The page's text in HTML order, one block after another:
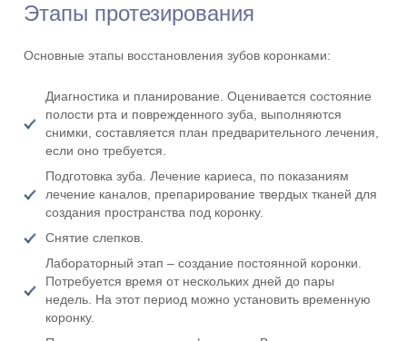
Этапы протезирования
Основные этапы восстановления зубов коронками:
Диагностика и планирование. Оценивается состояние
полости рта и поврежденного зуба, выполняются
снимки, составляется план предварительного лечения,
если оно требуется.
Подготовка зуба. Лечение кариеса, по показаниям
лечение каналов, препарирование твердых тканей для
создания пространства под коронку.
Снятие слепков.
Лабораторный этап – создание постоянной коронки.
Потребуется время от нескольких дней до пары
недель. На этот период можно установить временную
коронку.